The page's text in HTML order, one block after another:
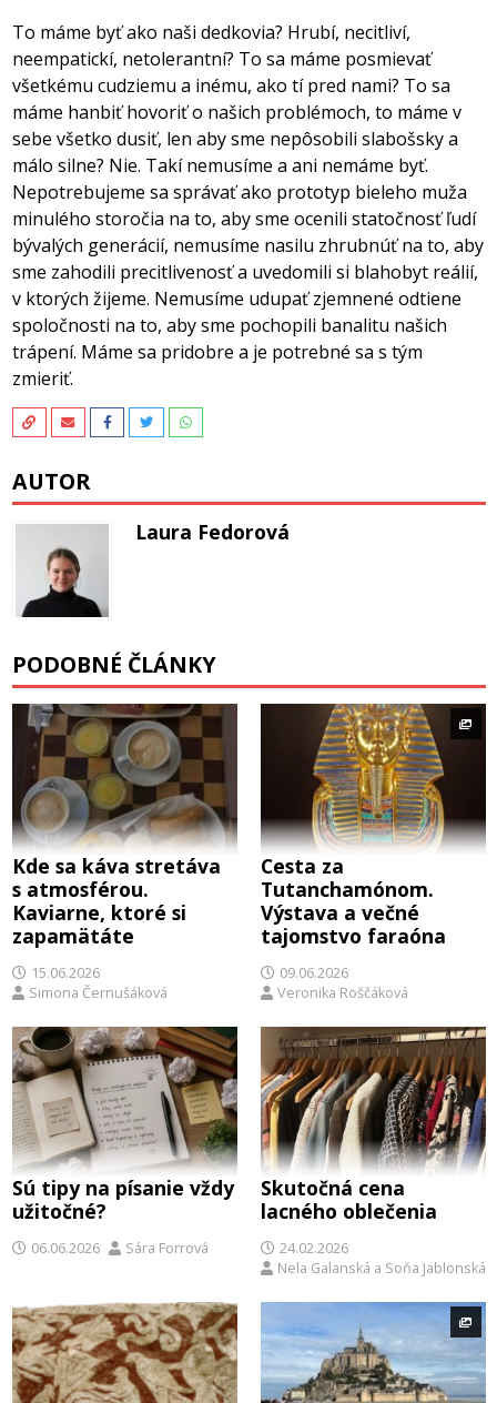
To máme byť ako naši dedkovia? Hrubí, necitliví,
neempatickí, netolerantní? To sa máme posmievať
všetkému cudziemu a inému, ako tí pred nami? To sa
máme hanbiť hovoriť o našich problémoch, to máme v
sebe všetko dusiť, len aby sme nepôsobili slabošsky a
málo silne? Nie. Takí nemusíme a ani nemáme byť.
Nepotrebujeme sa správať ako prototyp bieleho muža
minulého storočia na to, aby sme ocenili statočnosť ľudí
bývalých generácií, nemusíme nasilu zhrubnúť na to, aby
sme zahodili precitlivenosť a uvedomili si blahobyt reálií,
v ktorých žijeme. Nemusíme udupať zjemnené odtiene
spoločnosti na to, aby sme pochopili banalitu našich
trápení. Máme sa pridobre a je potrebné sa s tým
zmieriť.
AUTOR
Laura Fedorová
PODOBNÉ ČLÁNKY
Kde sa káva stretáva
s atmosférou.
Kaviarne, ktoré si
zapamätáte
15.06.2026
Simona Černušáková
Cesta za
Tutanchamónom.
Výstava a večné
tajomstvo faraóna
09.06.2026
Veronika Roščáková
Sú tipy na písanie vždy
užitočné?
06.06.2026 Sára Forrová
Skutočná cena
lacného oblečenia
24.02.2026
Nela Galanská a Soňa Jablonská